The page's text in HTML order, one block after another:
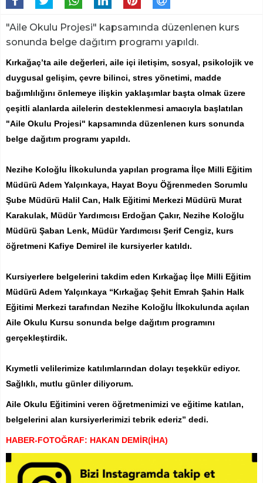
"Aile Okulu Projesi" kapsamında düzenlenen kurs
sonunda belge dağıtım programı yapıldı.
Kırkağaç’ta aile değerleri, aile içi iletişim, sosyal, psikolojik ve
duygusal gelişim, çevre bilinci, stres yönetimi, madde
bağımlılığını önlemeye ilişkin yaklaşımlar başta olmak üzere
çeşitli alanlarda ailelerin desteklenmesi amacıyla başlatılan
"Aile Okulu Projesi" kapsamında düzenlenen kurs sonunda
belge dağıtım programı yapıldı.
Nezihe Koloğlu İlkokulunda yapılan programa İlçe Milli Eğitim
Müdürü Adem Yalçınkaya, Hayat Boyu Öğrenmeden Sorumlu
Şube Müdürü Halil Can, Halk Eğitimi Merkezi Müdürü Murat
Karakulak, Müdür Yardımcısı Erdoğan Çakır, Nezihe Koloğlu
Müdürü Şaban Lenk, Müdür Yardımcısı Şerif Cengiz, kurs
öğretmeni Kafiye Demirel ile kursiyerler katıldı.
Kursiyerlere belgelerini takdim eden Kırkağaç İlçe Milli Eğitim
Müdürü Adem Yalçınkaya “Kırkağaç Şehit Emrah Şahin Halk
Eğitimi Merkezi tarafından Nezihe Koloğlu İlkokulunda açılan
Aile Okulu Kursu sonunda belge dağıtım programını
gerçekleştirdik.
Kıymetli velilerimize katılımlarından dolayı teşekkür ediyor.
Sağlıklı, mutlu günler diliyorum.
Aile Okulu Eğitimini veren öğretmenimizi ve eğitime katılan,
belgelerini alan kursiyerlerimizi tebrik ederiz” dedi.
HABER-FOTOĞRAF: HAKAN DEMİR(İHA)